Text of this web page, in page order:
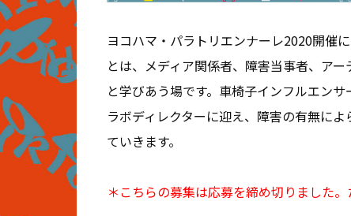
ヨコハマ・パラトリエンナーレ2020開催
とは、メディア関係者、障害当事者、ア
と学びあう場です。車椅子インフルエン
ラボディレクターに迎え、障害の有無に
ていきます。
＊こちらの募集は応募を締め切りました